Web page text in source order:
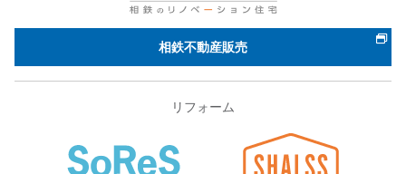
相鉄不動産販売
リフォーム